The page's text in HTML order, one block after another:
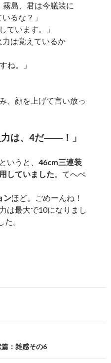
島、君は今艤装に
るな？」
ています。」
力は覚えているか
ね。」
、顔を上げて言い放っ
力は、4だ――！」
いうと、 46cm三連装
していました。てへぺ
ンほど。ごめーんね！
は最大で10になりまし
。
：雑感その6